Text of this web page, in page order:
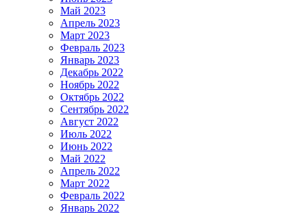
Май 2023
Апрель 2023
Март 2023
Февраль 2023
Январь 2023
Декабрь 2022
Ноябрь 2022
Октябрь 2022
Сентябрь 2022
Август 2022
Июль 2022
Июнь 2022
Май 2022
Апрель 2022
Март 2022
Февраль 2022
Январь 2022